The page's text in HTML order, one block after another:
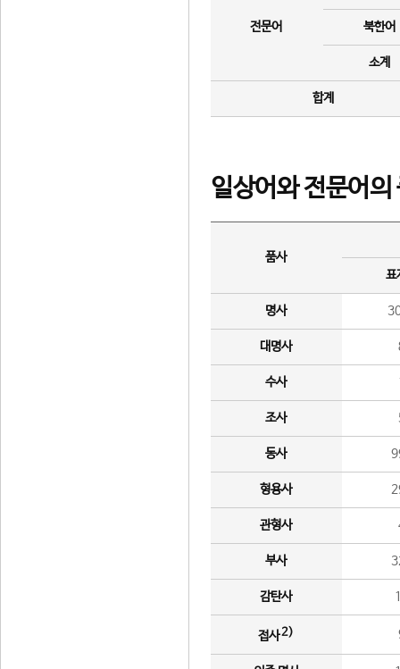
전문어 북한어
소계
합계
일상어와 전문어의
품사
표
명사
대명사
수사
조사
동사
형용사
관형사
부사
감탄사
접사2)